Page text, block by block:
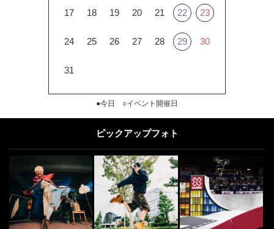
17 18 19 20 21 22 23
24 25 26 27 28 29 30
31
●今日 ○イベント開催日
ピックアップフォト